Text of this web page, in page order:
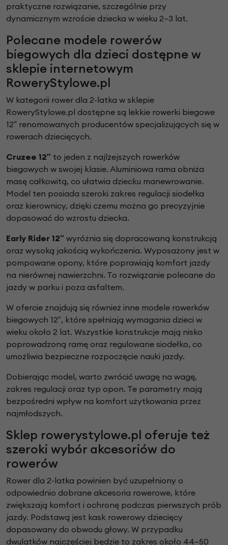
praktyczne rozwiązanie, szczególnie przy
dynamicznym wzroście dziecka w wieku 2–3 lat.
Polecane modele rowerów
biegowych dla dzieci dostępne w
sklepie internetowym
RoweryStylowe.pl
W kategorii rower dla 2-latka w sklepie
RoweryStylowe.pl dostępne są lekkie rowerki biegowe
12″ renomowanych producentów specjalizujących się w
rowerach dziecięcych.
Cruzee 12″ to jeden z najlżejszych rowerków
biegowych w swojej klasie. Aluminiowa rama obniża
masę całkowitą, co ułatwia dziecku manewrowanie.
Model ten posiada szeroki zakres regulacji siodełka
oraz kierownicy, dzięki czemu można go precyzyjnie
dopasować do wzrostu dziecka.
Early Rider 12″ wyróżnia się dopracowaną konstrukcją
oraz wysoką jakością wykończenia. Wyposażony jest w
pompowane opony, które poprawiają komfort jazdy
na nierównej nawierzchni. To rozwiązanie polecane do
jazdy w parku i poza asfaltem.
W ofercie znajdują się również inne modele rowerków
biegowych 12″, które spełniają wymagania dzieci w
wieku około 2 lat. Wszystkie konstrukcje mają nisko
poprowadzoną ramę oraz regulowane siodełko, co
umożliwia bezpieczne rozpoczęcie nauki jazdy.
Dobierając model, warto zwrócić uwagę na wagę,
zakres regulacji oraz typ opon. Te parametry mają
bezpośredni wpływ na komfort użytkowania przez
najmłodszych.
Sklep rowerystylowe.pl oferuje też
szeroki wybór akcesoriów do
rowerów
Rower dla 2-latka powinien być uzupełniony o
odpowiednio dobrane akcesoria rowerowe, które
zwiększają komfort i ochronę podczas pierwszych prób
jazdy. Podstawą jest kask rowerowy dziecięcy
dopasowany do obwodu głowy. W przypadku
dwulatków najczęściej będzie to zakres około 44–50